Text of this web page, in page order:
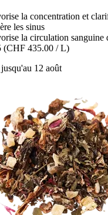
la concentration et
les sinus
la circulation sanguine
(CHF 435.00 / L)
12 août